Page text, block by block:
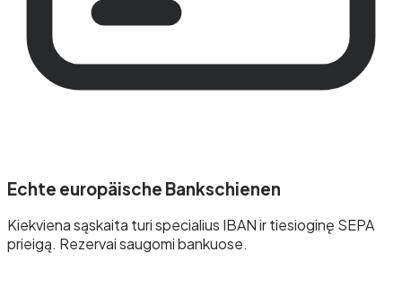
Echte europäische Bankschienen
Kiekviena sąskaita turi specialius IBAN ir tiesioginę SEPA
prieigą. Rezervai saugomi bankuose.